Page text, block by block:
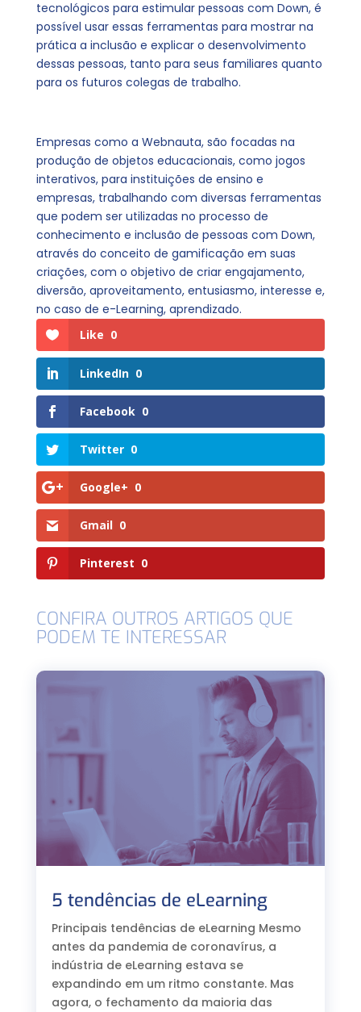
tecnológicos para estimular pessoas com Down, é
possível usar essas ferramentas para mostrar na
prática a inclusão e explicar o desenvolvimento
dessas pessoas, tanto para seus familiares quanto
para os futuros colegas de trabalho.
Empresas como a Webnauta, são focadas na
produção de objetos educacionais, como jogos
interativos, para instituições de ensino e
empresas, trabalhando com diversas ferramentas
que podem ser utilizadas no processo de
conhecimento e inclusão de pessoas com Down,
através do conceito de gamificação em suas
criações, com o objetivo de criar engajamento,
diversão, aproveitamento, entusiasmo, interesse e,
no caso de e-Learning, aprendizado.
Like 0
LinkedIn 0
Facebook 0
Twitter 0
Google+ 0
Gmail 0
Pinterest 0
CONFIRA OUTROS ARTIGOS QUE
PODEM TE INTERESSAR
5 tendências de eLearning
Principais tendências de eLearning Mesmo
antes da pandemia de coronavírus, a
indústria de eLearning estava se
expandindo em um ritmo constante. Mas
agora, o fechamento da maioria das